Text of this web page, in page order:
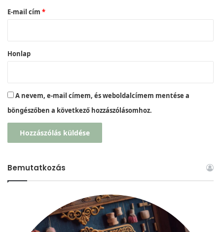
s
E-mail cím *
Honlap
A nevem, e-mail címem, és weboldalcímem mentése a
böngészőben a következő hozzászólásomhoz.
Bemutatkozás